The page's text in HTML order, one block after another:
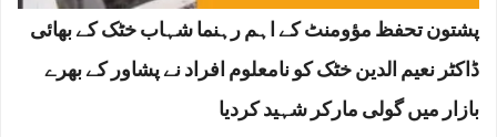
پشتون تحفظ مؤومنٹ کے اہم رہنما شہاب خٹک کے بھائی
ڈاکٹر نعیم الدین خٹک کو نامعلوم افراد نے پشاور کے بھرے
بازار میں گولی مارکر شہید کردیا